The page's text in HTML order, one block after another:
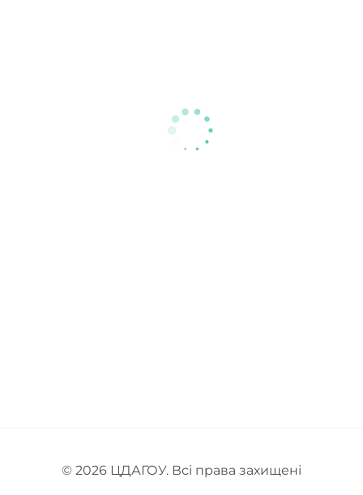
© 2026 ЦДАГОУ. Всі права захищені